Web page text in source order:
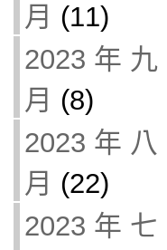
月 (11)
2023 年 九
月 (8)
2023 年 八
月 (22)
2023 年 七